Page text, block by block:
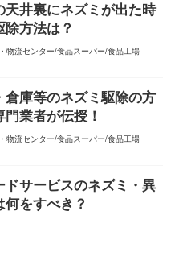
天井裏にネズミが出た時
方法は？
物流センター 食品スーパー 食品工場
倉庫等のネズミ駆除の方
業者が伝授！
物流センター 食品スーパー 食品工場
ドサービスのネズミ・異
をすべき？